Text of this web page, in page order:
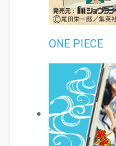
ONE PIECE